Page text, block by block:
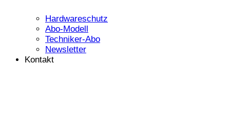
Hardwareschutz
Abo-Modell
Techniker-Abo
Newsletter
Kontakt